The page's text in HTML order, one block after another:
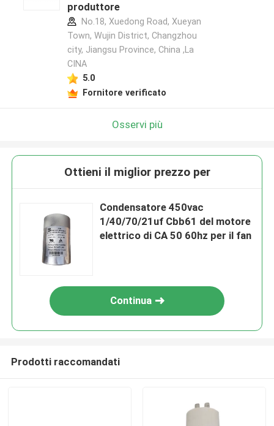
produttore
No.18, Xuedong Road, Xueyan
Town, Wujin District, Changzhou
city, Jiangsu Province, China ,La
CINA
5.0
Fornitore verificato
Osservi più
Ottieni il miglior prezzo per
Condensatore 450vac
1/40/70/21uf Cbb61 del motore
elettrico di CA 50 60hz per il fan
Continua
Prodotti raccomandati